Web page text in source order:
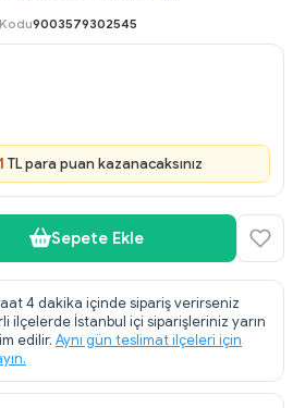
9003579302545
1 TL para puan kazanacaksınız
Sepete Ekle
4 dakika içinde sipariş verirseniz
ilçelerde İstanbul içi siparişleriniz yarın
edilir. Aynı gün teslimat ilçeleri için